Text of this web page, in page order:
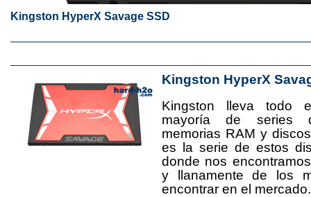
Kingston HyperX Savage SSD
Kingston HyperX
Kingston lleva todo
mayoría de series
memorias RAM y
es la serie de estos
donde nos
y llanamente de los
encontrar en el mercado.